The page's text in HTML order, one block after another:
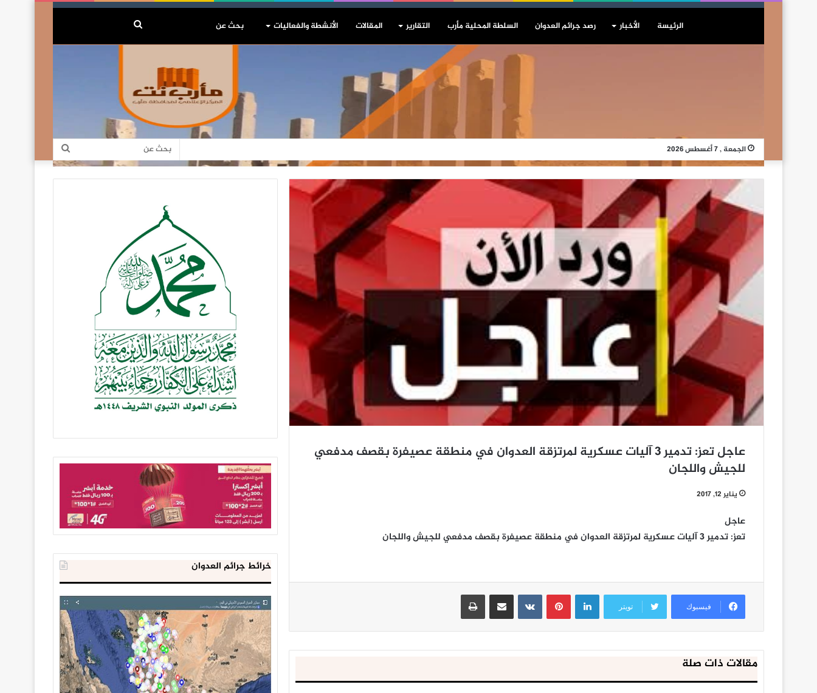
الرئيسة الأخبار رصد جرائم العدوان السلطة المحلية مأرب التقارير المقالات الأنشطة والفعاليات بحث
الجمعة , 7 أغسطس 2026
بحث
عن
عاجل تعز: تدمير 3 آليات عسكرية لمرتزقة العدوان في منطقة عصيفرة بقصف مدفعي
للجيش واللجان
يناير 12, 2017
عاجل
تعز: تدمير 3 آليات عسكرية لمرتزقة العدوان في منطقة عصيفرة بقصف مدفعي للجيش واللجان
فيسبوك تويتر
لينكدإنبينتيريست مشاركة عبر البريد طباعة
مقالات ذات صلة
خرائط جرائم العدوان